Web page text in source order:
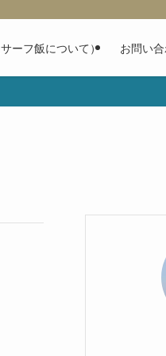
ーフ飯について） お問い